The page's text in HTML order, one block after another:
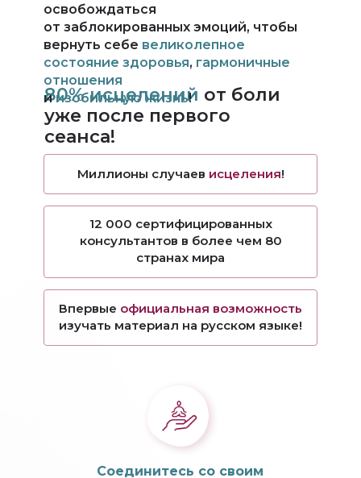
Соединитесь со своим
Впервые официальная возможность
изучать материал на русском языке!
12 000 сертифицированных
консультантов в более чем 80
странах мира
Миллионы случаев исцеления!
80% исцелений от боли
уже после первого
сеанса!
освобождаться
от заблокированных эмоций, чтобы
вернуть себе великолепное
состояние здоровья, гармоничные
отношения
иизобильную жизнь!